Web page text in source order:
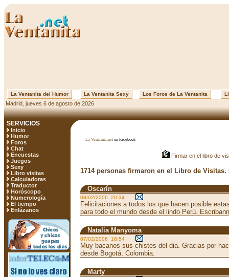
La Ventanita del Humor La Ventanita Sexy Los Foros de La Ventanita
Madrid, jueves 6 de agosto de 2026
SERVICIOS
Inicio
Humor
Foros
Chat
Encuestas
Juegos
Sexy
Libro visitas
Calculadoras
Traductor
Horóscopo
Numerología
El tiempo
Enlázanos
La Ventanita.net on Facebook
Firmar en el libro de
1714 personas firmaron en el Libro de Visitas.
Oscarín
08/02/2006 20:34
Felicitaciones a todos los que hacen posible
para todo el mundo desde el lindo Perú.
Natalia Manyoma
07/02/2006 18:54
Muy bacanos sus chistes del dia. Gracias por
desde Bogotá, Colombia.
Marty